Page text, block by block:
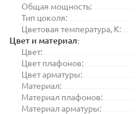
Общая мощность:
Тип цоколя:
Цветовая температура, K:
Цвет и материал:
Цвет:
Цвет плафонов:
Цвет арматуры:
Материал:
Материал плафонов:
Материал арматуры: